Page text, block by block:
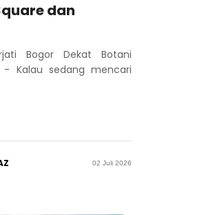
dan
Bogor Dekat Botani
- Kalau sedang mencari
02 Juli 2026